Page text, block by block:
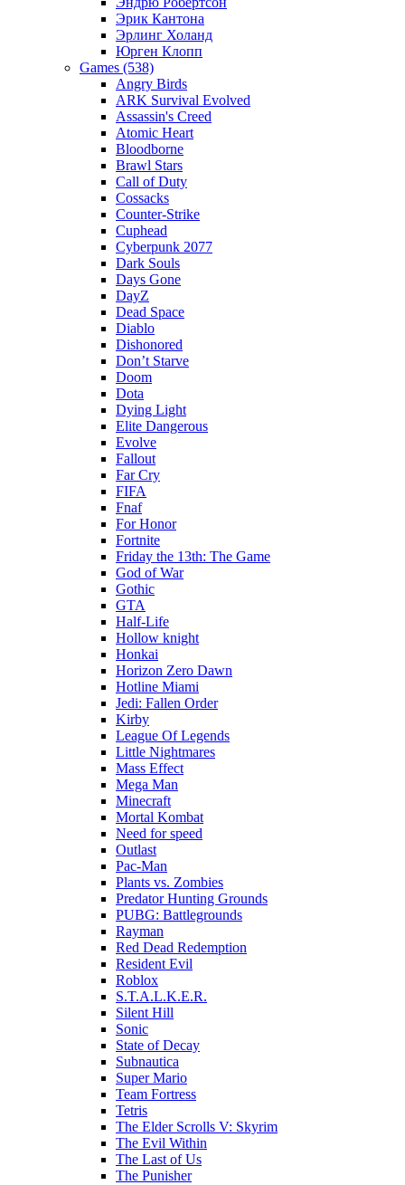
Эрик Кантона
Эрлинг Холанд
Юрген Клопп
Games (538)
Angry Birds
ARK Survival Evolved
Assassin's Creed
Atomic Heart
Bloodborne
Brawl Stars
Call of Duty
Cossacks
Counter-Strike
Cuphead
Cyberpunk 2077
Dark Souls
Days Gone
DayZ
Dead Space
Diablo
Dishonored
Don’t Starve
Doom
Dota
Dying Light
Elite Dangerous
Evolve
Fallout
Far Cry
FIFA
Fnaf
For Honor
Fortnite
Friday the 13th: The Game
God of War
Gothic
GTA
Half-Life
Hollow knight
Honkai
Horizon Zero Dawn
Hotline Miami
Jedi: Fallen Order
Kirby
League Of Legends
Little Nightmares
Mass Effect
Mega Man
Minecraft
Mortal Kombat
Need for speed
Outlast
Pac-Man
Plants vs. Zombies
Predator Hunting Grounds
PUBG: Battlegrounds
Rayman
Red Dead Redemption
Resident Evil
Roblox
S.T.A.L.K.E.R.
Silent Hill
Sonic
State of Decay
Subnautica
Super Mario
Team Fortress
Tetris
The Elder Scrolls V: Skyrim
The Evil Within
The Last of Us
The Punisher